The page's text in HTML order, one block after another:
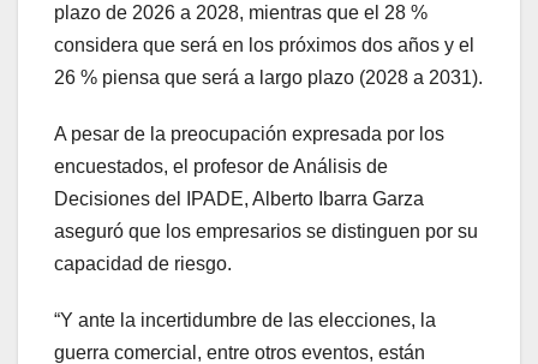
plazo de 2026 a 2028, mientras que el 28 %
considera que será en los próximos dos años y el
26 % piensa que será a largo plazo (2028 a 2031).
A pesar de la preocupación expresada por los
encuestados, el profesor de Análisis de
Decisiones del IPADE, Alberto Ibarra Garza
aseguró que los empresarios se distinguen por su
capacidad de riesgo.
“Y ante la incertidumbre de las elecciones, la
guerra comercial, entre otros eventos, están